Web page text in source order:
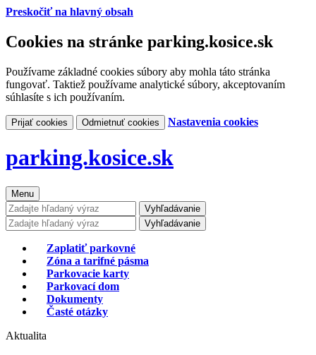
Preskočiť na hlavný obsah
Cookies na stránke parking.kosice.sk
Používame základné cookies súbory aby mohla táto stránka
fungovať. Taktiež používame analytické súbory, akceptovaním
súhlasíte s ich používaním.
Prijať cookies Odmietnuť cookies Nastavenia cookies
parking.kosice.sk
Menu
Vyhľadávanie
Vyhľadávanie
Zaplatiť parkovné
Zóna a tarifné pásma
Parkovacie karty
Parkovací dom
Dokumenty
Časté otázky
Aktualita